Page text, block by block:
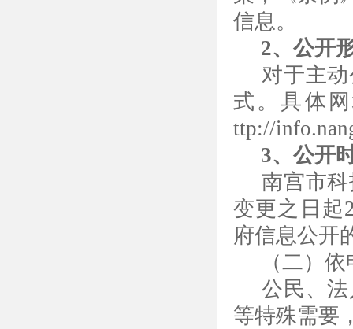
信息。
2、公开
对于主
式。具体
ttp://
3、公开
南宫市
变更之日起
府信息公开
（二）
公民、
等特殊需要